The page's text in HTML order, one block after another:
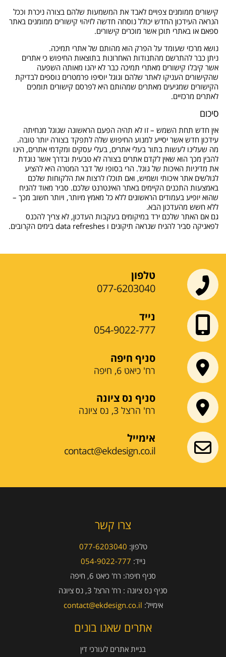
קישורים ממומנים צפויים לאבד את המשמעות שלהם בצורה ניכרת וככל
הנראה העידכון החדש יכולל נוסחה חדשה לזיהוי קישורים ממומנים באתר
ספאם או באתרי תוכן אשר מוכרים קישורים.
נושא מרכזי שעומד על הפרק הוא מהותם של אתרי תמיכה.
ניתן כבר להתרשם מהתנודות האחרונות בתוצאות החיפוש כי אתרים
אשר קיבלו קישורים מאתרי תמיכה כבר לא יהנו מאותה השפעה
שהקישורים העניקו לאתר שלהם וגוגל יוסיפו פרמטרים נוספים לבדיקת
הקישורים שמגיעים מאתרים שמהותם היא לפרסם קישורים תומכים
לאתרים מרכזיים.
סיכום
אין חדש תחת השמש – זו לא תהיה הפעם הראשונה שגוגל מנחיתה
עידכון חדש אשר יסייע למנוע החיפוש שלה לתפקד בצורה יותר טובה.
מה שעלינו לעשות בתור בעלי אתרים, בעלי עסקים ומקדמי אתרים, הינו
להבין מכך הוא שאין לקדם אתרים בצורה לא טבעית ובדרך אשר נוגדת
את מדיניות האיכות של גוגל. הרי בסופו של דבר המטרה היא להציע
לגולשים אתר איכותי ושמיש, ואם תוכלו לרצות את הלקוחות שלכם
באמצעות התכנים הקיימים באתר האינטרנט שלכם. סביר מאוד להניח
שהוא יופיע בעמודים הראשונים ללא כל מאמץ מיותר, ויותר חשוב מכך –
ללא חשש מהעדכון הבא.
גם אם האתר שלכם ירד במיקומים בעקבות העדכון, לא צריך להכנס
לפאניקה סביר להניח שנראה תיקונים ו data refreshes בימים הקרובים.
טלפון
077-6203040
נייד
054-9022-777
סניף חיפה
רח' כיאט 6, חיפה
סניף נס ציונה
רח' הרצל 3, נס ציונה
אימייל
contact@ekdesign.co.il
צרו קשר
טלפון: 077-6203040
נייד: 054-9022-777
סניף חיפה: רח' כיאט 6, חיפה
סניף נס ציונה : רח' הרצל 3, נס ציונה
אימייל: contact@ekdesign.co.il
אתרים שאנו בונים
בניית אתרים לעורכי דין